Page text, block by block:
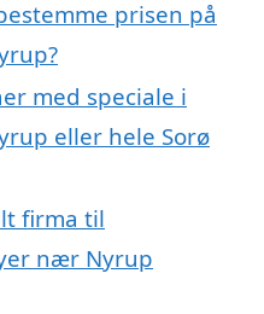
prisen på
med speciale i
eller hele Sorø
firma til
nær Nyrup